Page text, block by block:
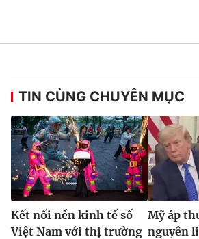
TIN CÙNG CHUYÊN MỤC
Kết nối nền kinh tế số
Việt Nam với thị trường
Mỹ áp
nguyên